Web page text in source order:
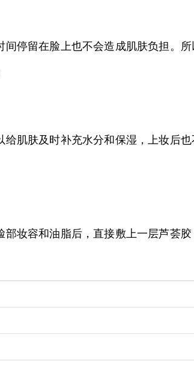
停留在脸上也不会造成肌肤负担。
肌肤及时补充水分和保湿，上妆后
妆容和油脂后，直接敷上一层芦荟